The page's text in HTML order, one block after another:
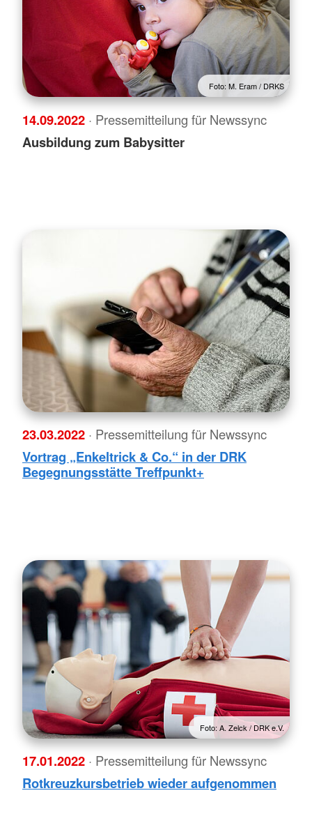
Foto: M. Eram / DRKS
14.09.2022 · Pressemitteilung für Newssync
Ausbildung zum Babysitter
23.03.2022 · Pressemitteilung für Newssync
Vortrag „Enkeltrick & Co.“ in der DRK
Begegnungsstätte Treffpunkt+
Foto: A. Zelck / DRK e.V.
17.01.2022 · Pressemitteilung für Newssync
Rotkreuzkursbetrieb wieder aufgenommen